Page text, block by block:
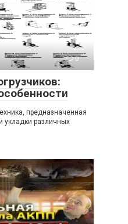
0
предназначенная
различных